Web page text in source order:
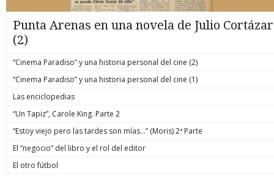
Punta Arenas en una novela de Julio Cortázar
(2)
“Cinema Paradiso” y una historia personal del cine (2)
“Cinema Paradiso” y una historia personal del cine (1)
Las enciclopedias
“Un Tapiz”, Carole King. Parte 2
“Estoy viejo pero las tardes son mías…” (Moris) 2ª Parte
El “negocio” del libro y el rol del editor
El otro fútbol